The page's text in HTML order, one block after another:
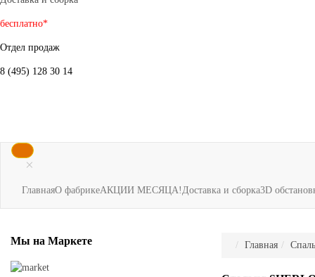
бесплатно*
Отдел продаж
8 (495) 128 30 14
×
ГлавнаяО фабрикеАКЦИИ МЕСЯЦА!Доставка и сборка3D
Главная
Мы на Маркете